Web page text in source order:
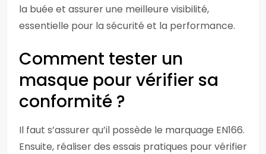
la buée et assurer une meilleure visibilité,
essentielle pour la sécurité et la performance.
Comment tester un
masque pour vérifier sa
conformité ?
Il faut s’assurer qu’il possède le marquage EN166.
Ensuite, réaliser des essais pratiques pour vérifier